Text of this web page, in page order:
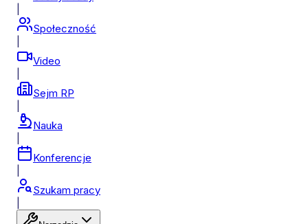
Społeczność
Video
Sejm RP
Nauka
Konferencje
Szukam pracy